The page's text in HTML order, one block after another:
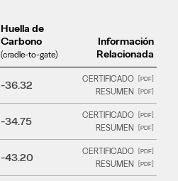
Huella de
Carbono
(cradle-to-gate)
Información
Relacionada
-36.32
CERTIFICADO
RESUMEN
-34.75
CERTIFICADO
RESUMEN
-43.20
CERTIFICADO
RESUMEN